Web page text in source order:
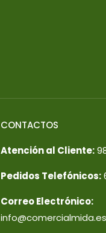
CONTACTOS
Atención al Cliente:
Pedidos Telefónicos:
Correo Electrónico:
info@comercialmida.es